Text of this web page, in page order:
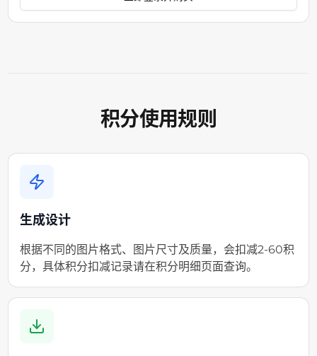
积分使用规则
生成设计
根据不同的图片格式、图片尺寸及质量，会扣减2-60积
分，具体积分扣减记录请在积分明细页面查询。